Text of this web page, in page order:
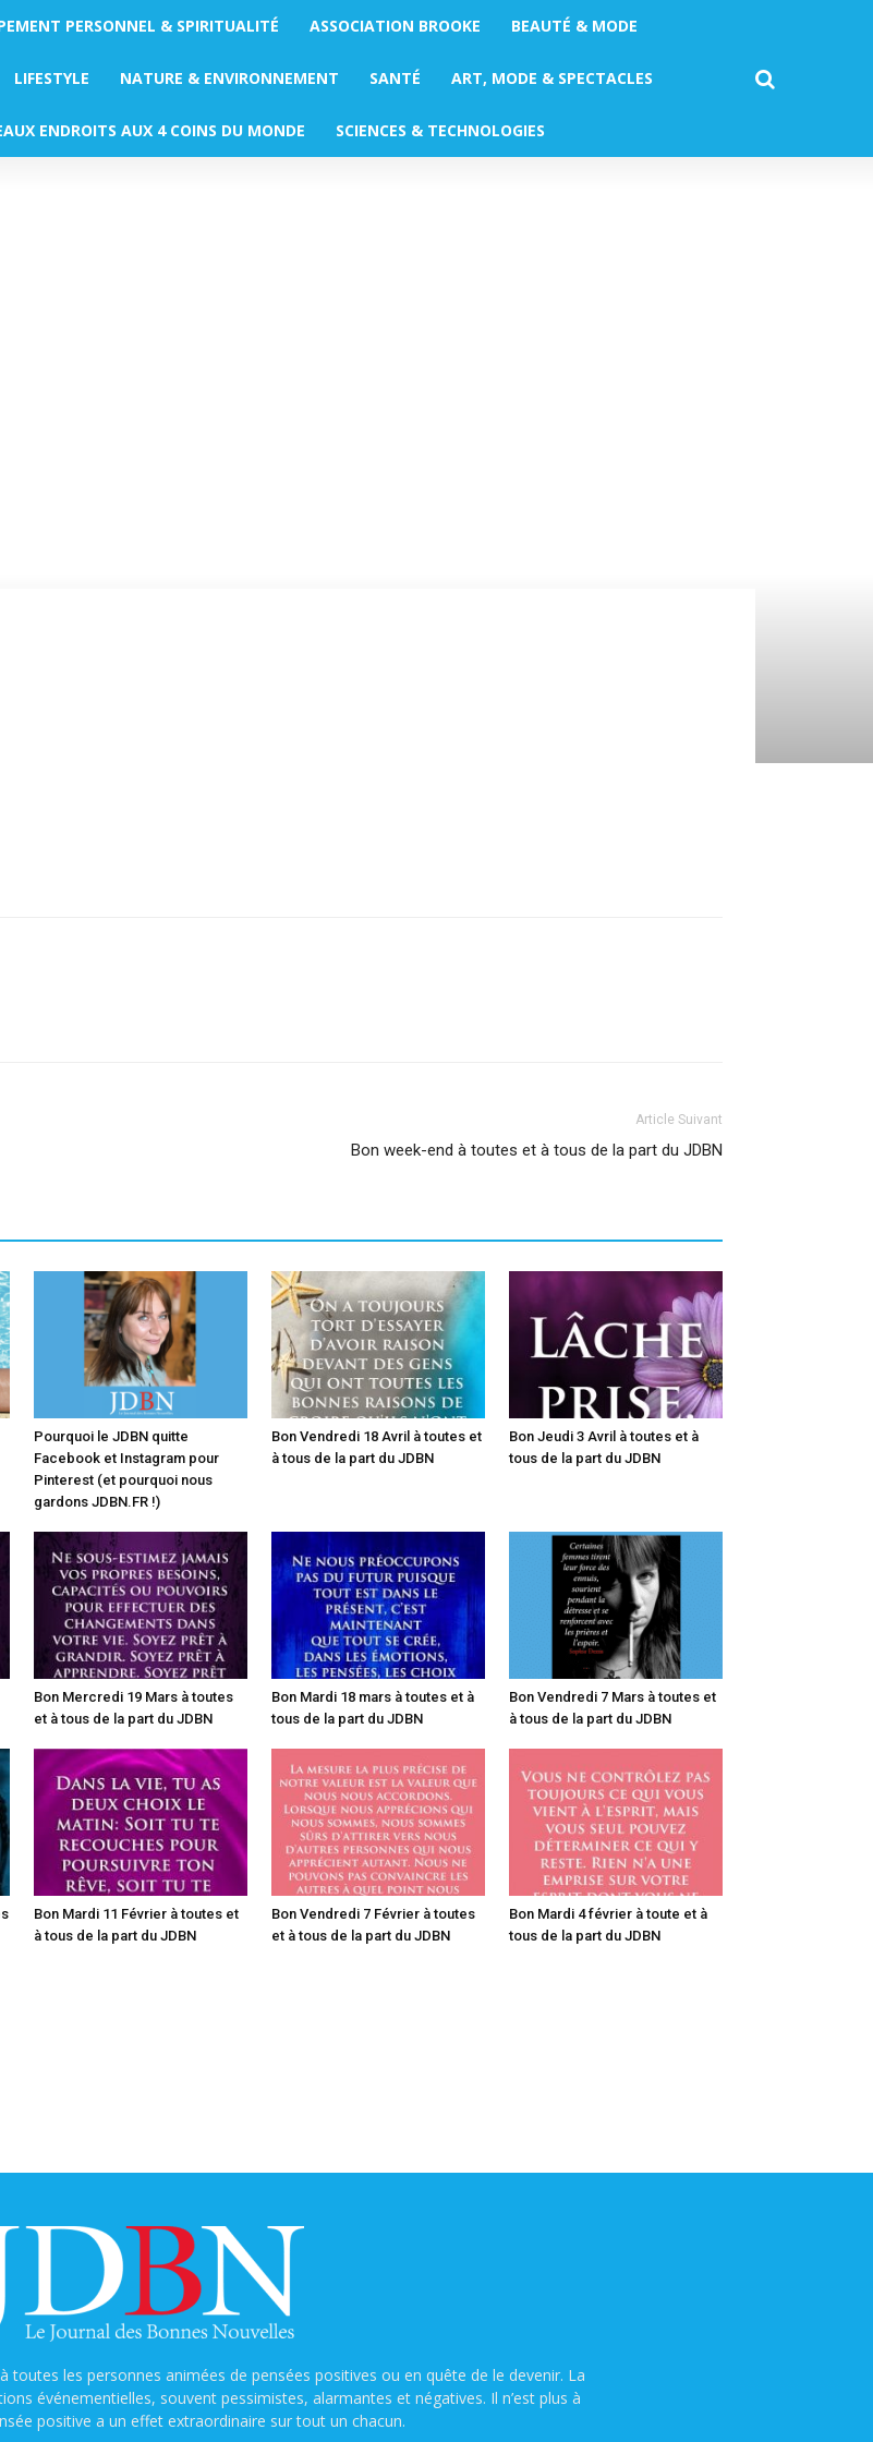
PERSONNEL & SPIRITUALITÉ ASSOCIATION BROOKE BEAUTÉ & MODE
LIFESTYLE NATURE & ENVIRONNEMENT SANTÉ ART, MODE & SPECTACLES
ENDROITS AUX 4 COINS DU MONDE SCIENCES & TECHNOLOGIES
Article Suivant
Bon week-end à toutes et à tous de la part du JDBN
Pourquoi le JDBN quitte
Facebook et Instagram pour
Pinterest (et pourquoi nous
gardons JDBN.FR !)
Bon Vendredi 18 Avril à toutes et
à tous de la part du JDBN
Bon Jeudi 3 Avril à toutes et à
tous de la part du JDBN
Bon Mercredi 19 Mars à toutes
et à tous de la part du JDBN
Bon Mardi 18 mars à toutes et à
tous de la part du JDBN
Bon Vendredi 7 Mars à toutes et
à tous de la part du JDBN
Bon Mardi 11 Février à toutes et
à tous de la part du JDBN
Bon Vendredi 7 Février à toutes
et à tous de la part du JDBN
Bon Mardi 4 février à toute et à
tous de la part du JDBN
toutes les personnes animées de pensées positives ou en quête de le devenir. La
événementielles, souvent pessimistes, alarmantes et négatives. Il n’est plus à
positive a un effet extraordinaire sur tout un chacun.